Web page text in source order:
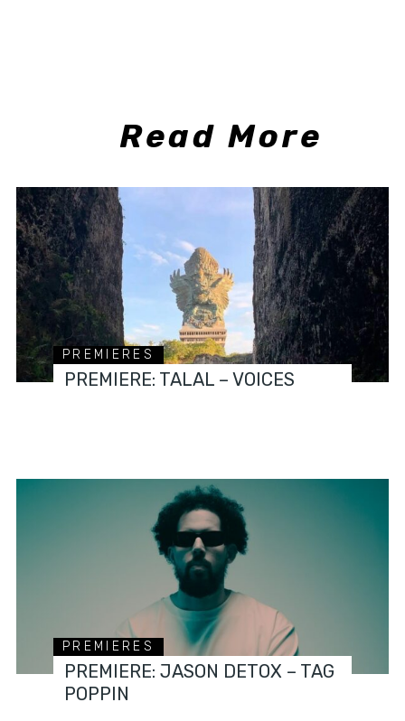
Read More
PREMIERES
PREMIERE: TALAL – VOICES
PREMIERES
PREMIERE: JASON DETOX – TAG
POPPIN